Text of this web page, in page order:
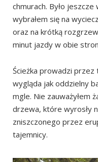
chmurach. Było
wybrałem się na
oraz na krótką
minut jazdy w obie
Ścieżka prowadzi przez
wygląda jak oddzielny
mgle. Nie zauważyłem
drzewa, które wyrosły
zniszczonego przez
tajemnicy.